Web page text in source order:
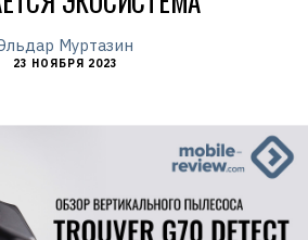
Муртазин
23 НОЯБРЯ 2023